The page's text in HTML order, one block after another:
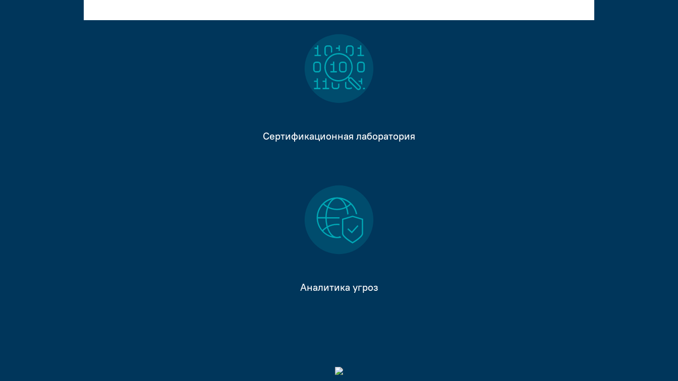
Сертификационная лаборатория
Аналитика угроз